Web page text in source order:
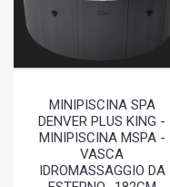
MINIPISCINA SPA
DENVER PLUS KING -
MINIPISCINA MSPA -
VASCA
IDROMASSAGGIO DA